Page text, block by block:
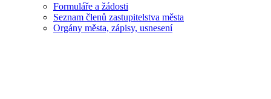
Formuláře a žádosti
Seznam členů zastupitelstva města
Orgány města, zápisy, usnesení